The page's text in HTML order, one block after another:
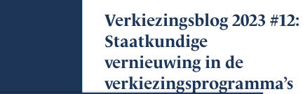
Verkiezingsblog 2023 #12:
Staatkundige
vernieuwing in de
verkiezingsprogramma’s